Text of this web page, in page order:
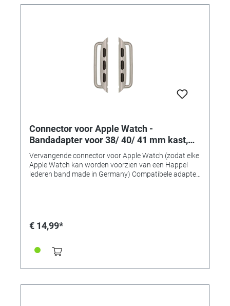
Connector voor Apple Watch -
Bandadapter voor 38/ 40/ 41 mm kast,
aanzetbreedte 22 mm, roestvrij staal
Vervangende connector voor Apple Watch (zodat elke
Apple Watch kan worden voorzien van een Happel
lederen band made in Germany) Compatibele adapter
• Bandadapter voor 38/40/41mm-kasten •
aanzetbreedte van 22 mm • Kleur: RVS (staal
glanzend) • Inhoud: 1 paar (2 stuks)
€ 14,99*